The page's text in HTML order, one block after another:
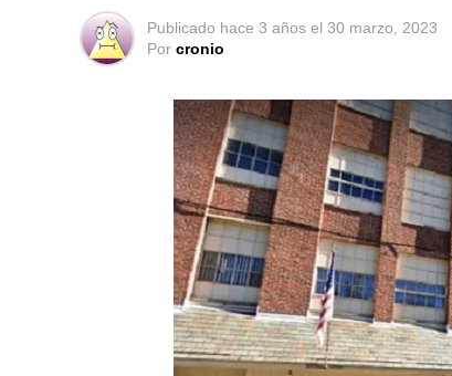
Publicado hace 3 años el 30 marzo, 2023
Por cronio